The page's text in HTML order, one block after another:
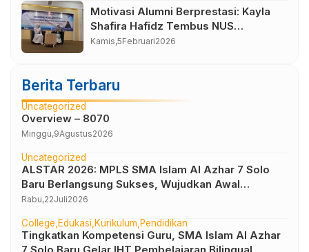
Motivasi Alumni Berprestasi: Kayla
Shafira Hafidz Tembus NUS
Singapura
Kamis,5Februari2026
Berita Terbaru
Uncategorized
Overview – 8070
Minggu,9Agustus2026
Uncategorized
ALSTAR 2026: MPLS SMA Islam Al Azhar 7 Solo
Baru Berlangsung Sukses, Wujudkan Awal
Perjalanan Peserta Didik yang Berkarakter
Rabu,22Juli2026
College Edukasi Kurikulum Pendidikan
Tingkatkan Kompetensi Guru, SMA Islam Al Azhar